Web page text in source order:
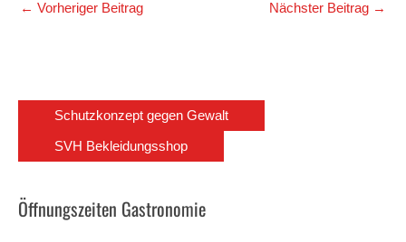
← Vorheriger Beitrag Nächster Beitrag →
Schutzkonzept gegen Gewalt
SVH Bekleidungsshop
Öffnungszeiten Gastronomie